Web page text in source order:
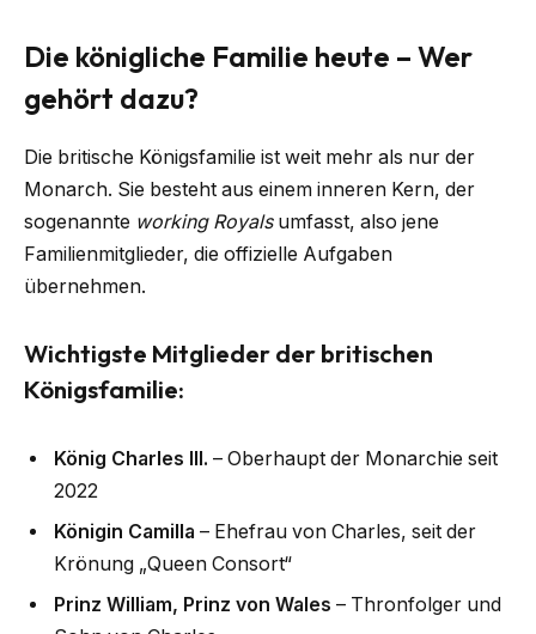
Die königliche Familie heute – Wer
gehört dazu?
Die britische Königsfamilie ist weit mehr als nur der
Monarch. Sie besteht aus einem inneren Kern, der
sogenannte working Royalsumfasst, also jene
Familienmitglieder, die offizielle Aufgaben
übernehmen.
Wichtigste Mitglieder der britischen
Königsfamilie:
König Charles III. – Oberhaupt der Monarchie seit
2022
Königin Camilla – Ehefrau von Charles, seit der
Krönung „Queen Consort“
Prinz William, Prinz von Wales – Thronfolger und